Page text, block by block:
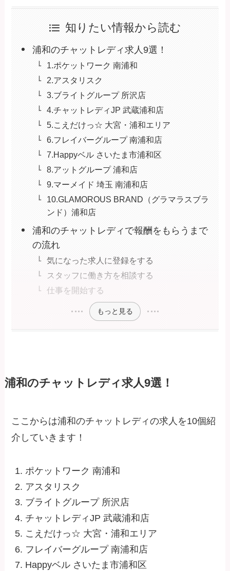
知りたい情報から読む
浦和のチャットレディ求人9選！
1.ポケットワーク 南浦和
2.アスタリスク
3.ブライトグループ 所沢店
4.チャットレディJP 武蔵浦和店
5.こえだけっ☆ 大宮・浦和エリア
6.フレイバーグループ 南浦和店
7.Happyベル さいたま市浦和区
8.アットグループ 浦和店
9.マーメイド 埼玉 南浦和店
10.GLAMOROUS BRAND（グラマラスブラ
ンド）浦和店
浦和のチャットレディで報酬をもらうまで
の流れ
気になった求人に登録をする
スタッフに働き方を相談する
仕事を開始する
もっと見る
浦和のチャットレディ求人9選！
ここからは浦和のチャットレディの求人を10個紹
介していきます！
ポケットワーク 南浦和
アスタリスク
ブライトグループ 所沢店
チャットレディJP 武蔵浦和店
こえだけっ☆ 大宮・浦和エリア
フレイバーグループ 南浦和店
Happyベル さいたま市浦和区